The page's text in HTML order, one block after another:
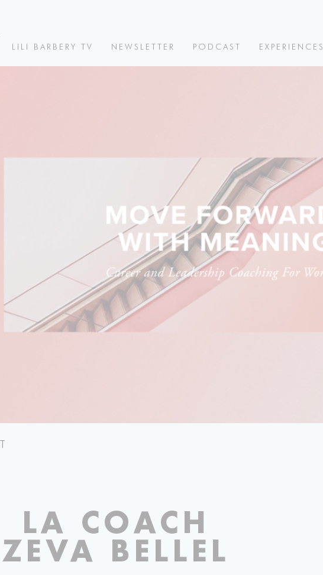
LILI BARBERY TV NEWSLETTER PODCAST EXPERIENCES
LA COACH
ZEVA BELLEL